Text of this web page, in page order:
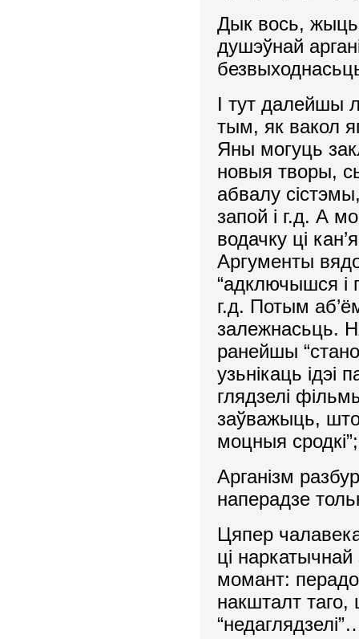
Дык вось, жыць
душэўнай
І тут далейшы
тым, як вакол
Яны могуць
новыя творы,
абвалу
запой і г.д. А
водачку ці
Аргументы
“адключышся і
г.д. Потым
залежнасьць.
ранейшы
узьнікаць ідэі
глядзелі
заўважыць,
моцныя
Арганізм
наперадзе
Цяпер
ці
момант:
накшталт таго,